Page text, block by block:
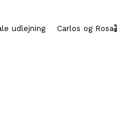
udlejning Carlos og